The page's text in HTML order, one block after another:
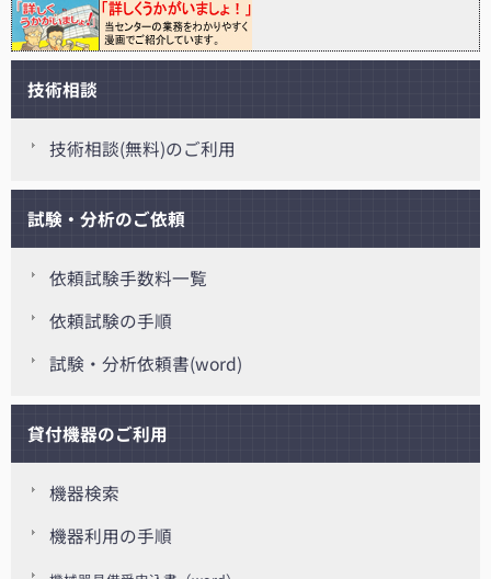
技術相談
技術相談(無料)のご利用
試験・分析のご依頼
依頼試験手数料一覧
依頼試験の手順
試験・分析依頼書(word)
貸付機器のご利用
機器検索
機器利用の手順